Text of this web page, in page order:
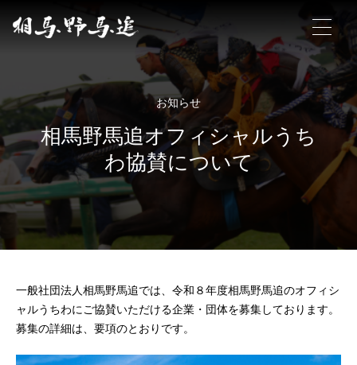
相馬野馬追について
相馬野馬追の概要
見どころ
お作法
よくあるご質問
お知らせ
相馬野馬追オフィシャルうち
わ協賛について
一般社団法人相馬野馬追では、令和８年度相馬野馬追のオフィシ
ャルうちわにご協賛いただける企業・団体を募集しております。
募集の詳細は、要項のとおりです。